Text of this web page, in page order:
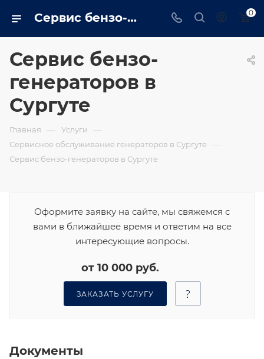
Сервис бензо-генераторов в Сургуте от компании 0
Сервис бензо-
генераторов в
Сургуте
Главная — Услуги —
Сервисное обслуживание генераторов в Сургуте —
Сервис бензо-генераторов в Сургуте
Оформите заявку на сайте, мы свяжемся с
вами в ближайшее время и ответим на все
интересующие вопросы.
от 10 000 руб.
ЗАКАЗАТЬ УСЛУГУ
Документы